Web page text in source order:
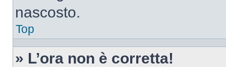
nascosto.
Top
» L’ora non è corretta!